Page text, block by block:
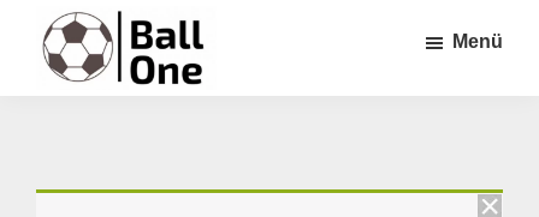
Inhalt
springen
Seitenspalte
springen
Fußzeile
springen
Menü